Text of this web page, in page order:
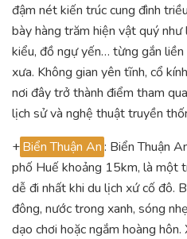
đậm nét kiến trúc cung đình
bày hàng trăm hiện vật quý
kiểu, đồ ngự yến… từng gắn liền
xưa. Không gian yên tĩnh, cổ
nơi đây trở thành điểm tham
lịch sử và nghệ thuật truyền
+Biển Thuận An: Biển Thuận
phố Huế khoảng 15km, là một
dễ đi nhất khi du lịch xứ cố đô.
đông, nước trong xanh, sóng
dạo chơi hoặc ngắm hoàng hôn.